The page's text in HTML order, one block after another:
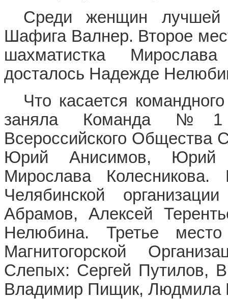
Среди женщин
Шафига Валнер. Второе
шахматистка
досталось Надежде
Что касается
заняла Команда №1
Всероссийского Общества
Юрий Анисимов, Юрий
Мирослава
Челябинской
Абрамов, Алексей
Нелюбина. Третье
Магнитогорской
Слепых: Сергей Путилов,
Владимир Пищик, Людмила